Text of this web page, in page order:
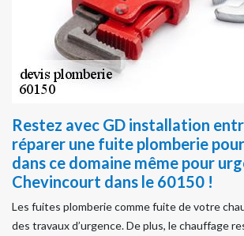
Restez avec GD installation
réparer une fuite plomberie
dans ce domaine même pour
Chevincourt dans le 60150 !
Les fuites plomberie comme fuite de votre
des travaux d’urgence. De plus, le chauffage